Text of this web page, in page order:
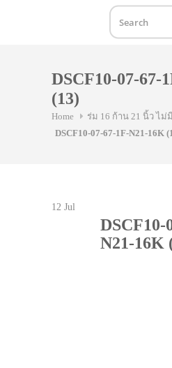
DSCF10-07-67-
(13)
Home
ร่ม 16 ก้าน 21 นิ้ว ไม่
DSCF10-07-67-1F-N21-16K
12 Jul
DSCF10-
N21-16K